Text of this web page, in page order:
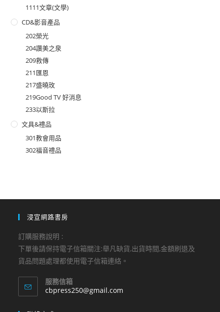
1111文章(文學)
CD&影音產品
202榮光
204讚美之泉
209救傳
211匯恩
217盛曉玫
219Good TV 好消息
233以斯拉
文具&禮品
301教會用品
302福音禮品
浸宣網路書房
訂購服務說明 :
下單後請保持電子信箱關注:舉凡缺貨,出貨時間,金額刷退及
貨品問題處理都使用電子信箱連絡。
服務信箱
cbpress250@gmail.com